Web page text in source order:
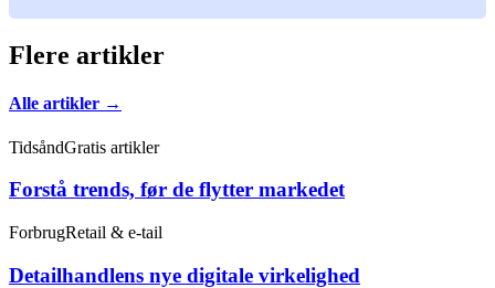
Flere artikler
Alle artikler →
TidsåndGratis artikler
Forstå trends, før de flytter markedet
ForbrugRetail & e-tail
Detailhandlens nye digitale virkelighed